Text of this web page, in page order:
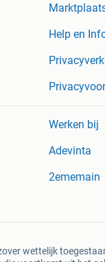
Help en
Werken bij
Adevinta
2ememain
wettelijk